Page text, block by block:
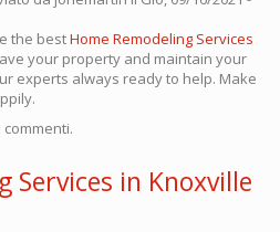
the bestHome Remodeling Services
your property and maintain your
experts always ready to help. Make
Services in Knoxville